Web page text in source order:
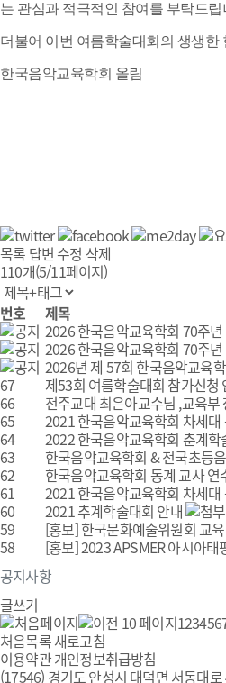
는 관심과 적극적인 참여를 부탁드립
더불어 이번 여름학술대회의 생생한
한국음악교육학회 올림
목록 답변 수정 삭제
110개(5/11페이지)
공지사항
번호 제목
2026 한국음악교육학회 70주
2026 한국음악교육학회 70주
2026년 제 57회 한국음악교육
67
제53회 여름학술대회 참가신청
66
전주교대 최은아교수님 ,교육부
65
2021 한국음악교육학회 차세
64
2022 한국음악교육학회 춘계
63
한국음악교육학회 & 전국초등
62
한국음악교육학회 동계 교사 연
61
2021 한국음악교육학회 차세
60
2021 추계학술대회 안내
59
[홍보] 한국문화예술위원회 교
58
[홍보] 2023 APSMER 아시아
글쓰기
123456
처음목록새로고침
이용약관개인정보취급방침
(17546) 경기도 안성시 대덕면 서동대